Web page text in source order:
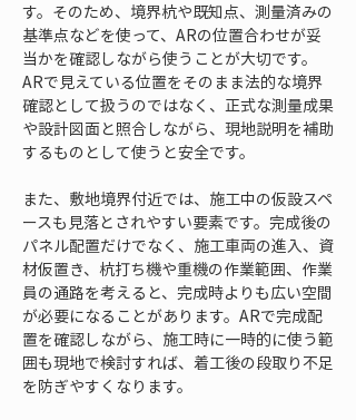
す。そのため、境界杭や既知点、測量済みの
基準点などを使って、ARの位置合わせが妥
当かを確認しながら使うことが大切です。
ARで見えている位置をそのまま法的な境界
確認として扱うのではなく、正式な測量成果
や設計図面と照合しながら、現地説明を補助
するものとして使うと安全です。
また、敷地境界付近では、施工中の仮設スペ
ースも見落とされやすい要素です。完成後の
パネル配置だけでなく、施工車両の進入、資
材仮置き、杭打ち機や重機の作業範囲、作業
員の通路を考えると、完成時よりも広い空間
が必要になることがあります。ARで完成配
置を確認しながら、施工時に一時的に使う範
囲も現地で検討すれば、着工後の段取り不足
を防ぎやすくなります。